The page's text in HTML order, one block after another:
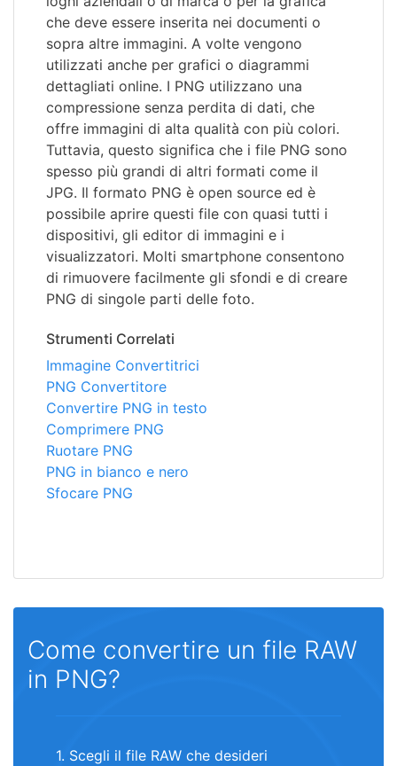
che deve essere inserita nei documenti o
sopra altre immagini. A volte vengono
utilizzati anche per grafici o diagrammi
dettagliati online. I PNG utilizzano una
compressione senza perdita di dati, che
offre immagini di alta qualità con più colori.
Tuttavia, questo significa che i file PNG sono
spesso più grandi di altri formati come il
JPG. Il formato PNG è open source ed è
possibile aprire questi file con quasi tutti i
dispositivi, gli editor di immagini e i
visualizzatori. Molti smartphone consentono
di rimuovere facilmente gli sfondi e di creare
PNG di singole parti delle foto.
Strumenti Correlati
Immagine Convertitrici
PNG Convertitore
Convertire PNG in testo
Comprimere PNG
Ruotare PNG
PNG in bianco e nero
Sfocare PNG
Come convertire un file RAW
in PNG?
1. Scegli il file RAW che desideri